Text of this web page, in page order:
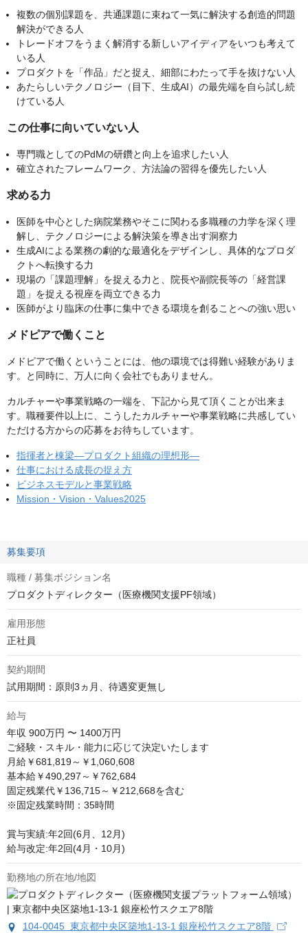
複数の個別課題を、共通課題に束ねて一気に解決する創造的問題
解決ができる人
トレードオフをうまく解消する新しいアイディアをいつも考えて
いる人
プロダクトを「作品」だと捉え、細部にわたって手を抜けない人
あたらしいテクノロジー（目下、生成AI）の最先端を自ら試し続
けている人
この仕事に向いていない人
専門職としてのPdMの研鑽と向上を追求したい人
確立されたフレームワーク、方法論の習得を優先したい人
求める力
医師を中心とした病院業務やそこに関わる多職種の力学を深く理
解し、テクノロジーによる解決策を導き出す洞察力
生成AIによる業務の劇的な最適化をデザインし、具体的なプロダ
クトへ転換する力
現場の「課題理解」を捉える力と、院長や副院長等の「経営課
題」を捉える視座を両立できる力
医師がより臨床の仕事に集中できる環境を創ることへの強い思い
メドピアで働くこと
メドピアで働くということには、他の環境では得難い経験がありま
す。と同時に、万人に向く会社でもありません。
カルチャーや事業戦略の一端を、下記から見て頂くことが出来ま
す。職種要件以上に、こうしたカルチャーや事業戦略に共感してい
ただける方からの応募をお待ちしています。
指揮者と棟梁―プロダクト組織の理想形―
仕事における成長の捉え方
ビジネスモデルと事業戦略
Mission・Vision・Values2025
募集要項
職種 / 募集ポジション名
プロダクトディレクター（医療機関支援PF領域）
雇用形態
正社員
契約期間
試用期間：原則3ヵ月、待遇変更無し
給与
年収 900万円 〜 1400万円
ご経験・スキル・能力に応じて決定いたします
月給￥681,819～￥1,060,608
基本給￥490,297～￥762,684
固定残業代￥136,715～￥212,668を含む
※固定残業時間：35時間
賞与実績:年2回(6月、12月)
給与改定:年2回(4月・10月)
勤務地の所在地/地図
104-0045 東京都中央区築地1-13-1 銀座松竹スクエア8階